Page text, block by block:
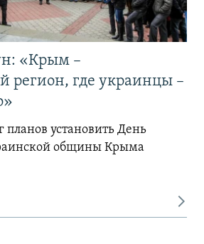
«Крым –
регион, где украинцы –
планов установить День
общины Крыма